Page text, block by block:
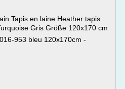
Tapis en laine Heather tapis
Gris Größe 120x170 cm
953 bleu 120x170cm -